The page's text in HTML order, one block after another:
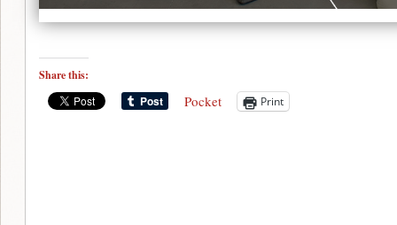
Share this:
Pocket Print